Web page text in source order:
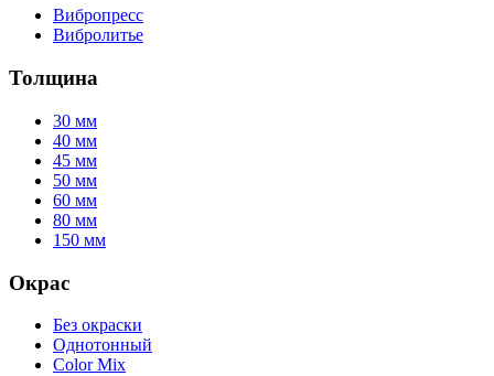
Вибропресс
Вибролитье
Толщина
30 мм
40 мм
45 мм
50 мм
60 мм
80 мм
150 мм
Окрас
Без окраски
Однотонный
Color Mix